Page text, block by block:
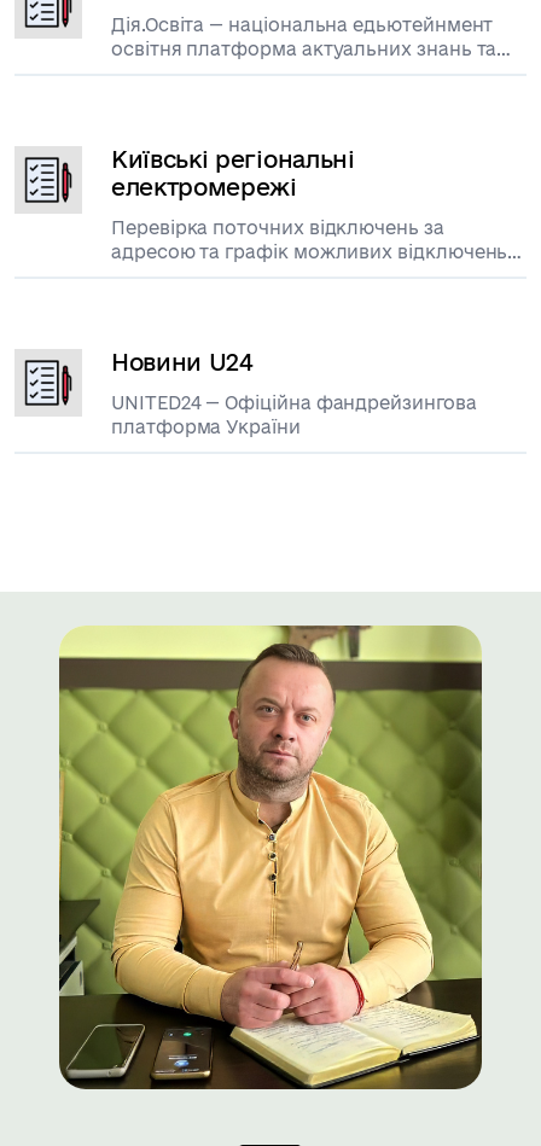
Дія.Освіта — національна едьютейнмент
освітня платформа актуальних знань та
навичок
Київські регіональні
електромережі
Перевірка поточних відключень за
адресою та графік можливих відключень
на тиждень
Новини U24
UNITED24 — Офіційна фандрейзингова
платформа України